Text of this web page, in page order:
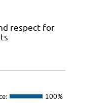
respect for
100%